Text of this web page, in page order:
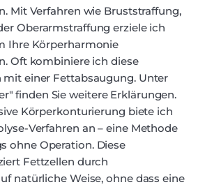
Mit Verfahren wie Bruststraffung,
Oberarmstraffung erziele ich
Ihre Körperharmonie
Oft kombiniere ich diese
einer Fettabsaugung. Unter
finden Sie weitere Erklärungen.
Körperkonturierung biete ich
Verfahren an – eine Methode
ohne Operation. Diese
Fettzellen durch
natürliche Weise, ohne dass eine